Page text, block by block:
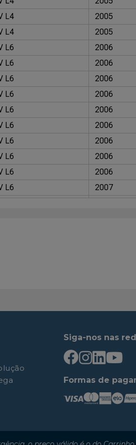
L4 2005
L4 2005
L6 2006
L6 2006
L6 2006
L6 2006
L6 2006
L6 2006
L6 2006
L6 2006
L6 2006
L6 2007
L6 2006
Siga-nos nas
Formas de